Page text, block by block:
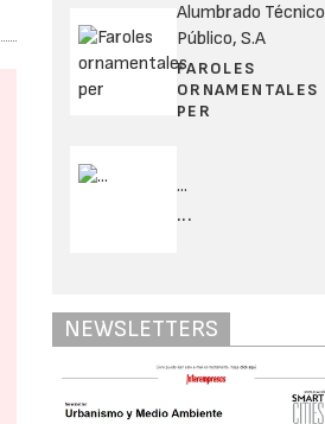
Alumbrado Técnico
Público, S.A
FAROLES
ORNAMENTALES
PER
...
...
NEWSLETTERS